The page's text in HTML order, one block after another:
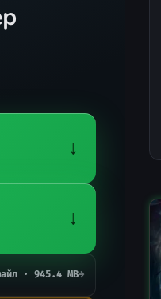
↓
↓
· 945.4 MB→